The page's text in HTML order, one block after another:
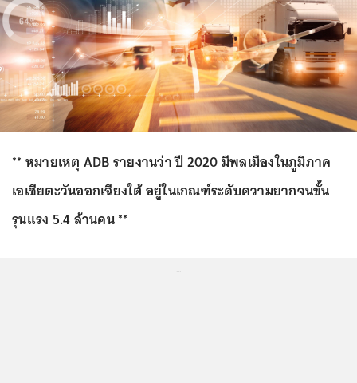
** หมายเหตุ ADB รายงานว่า ปี 2020 มีพลเมืองในภูมิภาค
เอเชียตะวันออกเฉียงใต้ อยู่ในเกณฑ์ระดับความยากจนขั้น
รุนแรง 5.4 ล้านคน **